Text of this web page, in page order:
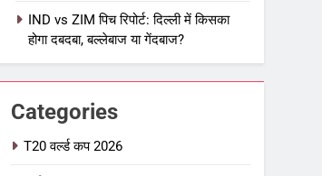
IND vs ZIM पिच रिपोर्ट: दिल्ली में किसका
होगा दबदबा, बल्लेबाज या गेंदबाज?
Categories
T20 वर्ल्ड कप 2026
आईपीएल 2026 क्रिकेट
IPL इतिहास की सबसे असफल टीमें: एक
विस्तृत विश्लेषण (2008-2026)
क्रिकेट